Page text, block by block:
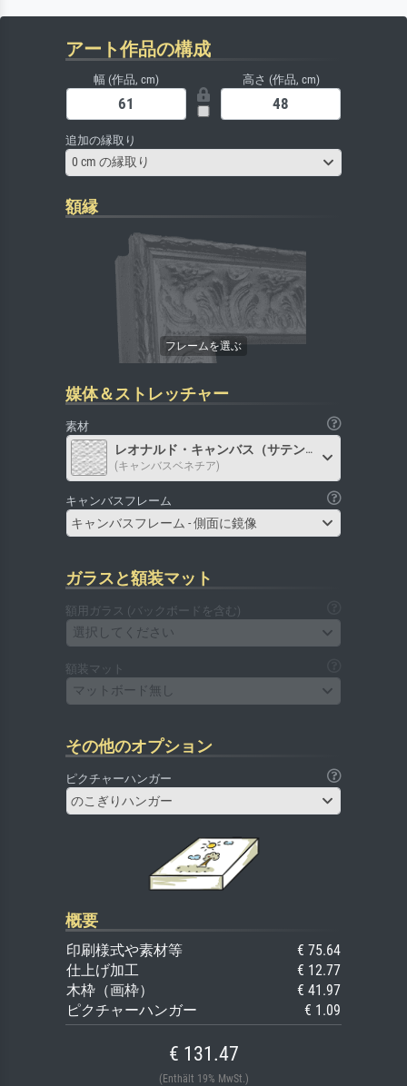
アート作品の構成
幅 (作品, cm) 高さ (作品, cm)
追加の縁取り
0 cm の縁取り
額縁
媒体＆ストレッチャー
素材
レオナルド・キャンバス（サテン）
(キャンバスベネチア)
キャンバスフレーム
キャンバスフレーム - 側面に鏡像
ガラスと額装マット
額用ガラス (バックボードを含む)
選択してください
額装マット
マットボード無し
その他のオプション
ピクチャーハンガー
のこぎりハンガー
概要
印刷様式や素材等
€ 75.64
仕上げ加工
€ 12.77
木枠（画枠）
€ 41.97
ピクチャーハンガー
€ 1.09
€ 131.47
(Enthält 19% MwSt.)